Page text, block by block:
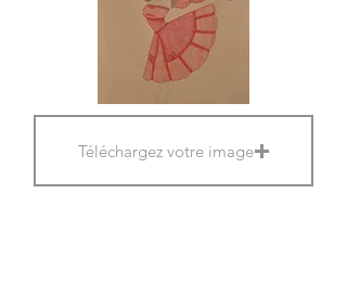
Téléchargez votre image